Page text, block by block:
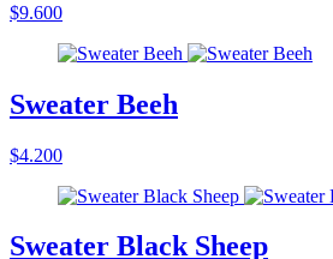
$9.600
Sweater Beeh
$4.200
Sweater Black Sheep